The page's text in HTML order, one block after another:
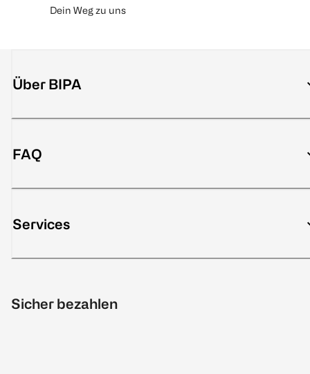
Dein Weg zu uns
Über BIPA
FAQ
Services
Sicher bezahlen